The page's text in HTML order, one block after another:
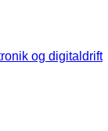
og digitaldrift